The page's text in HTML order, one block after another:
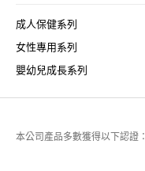
成人保健系列
女性專用系列
嬰幼兒成長系列
本公司產品多數獲得以下認證：